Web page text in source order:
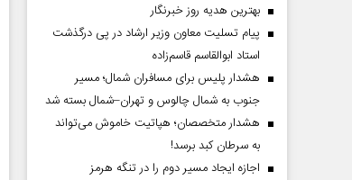
بهترین هدیه روز خبرنگار
پیام تسلیت معاون وزیر ارشاد در پی درگذشت
استاد ابوالقاسم قاسم‌زاده
هشدار پلیس برای مسافران شمال؛ مسیر
جنوب به شمال چالوس و تهران–شمال بسته شد
هشدار متخصصان؛ هپاتیت خاموش می‌تواند
به سرطان کبد برسد!
اجازه ایجاد مسیر دوم را در تنگه هرمز